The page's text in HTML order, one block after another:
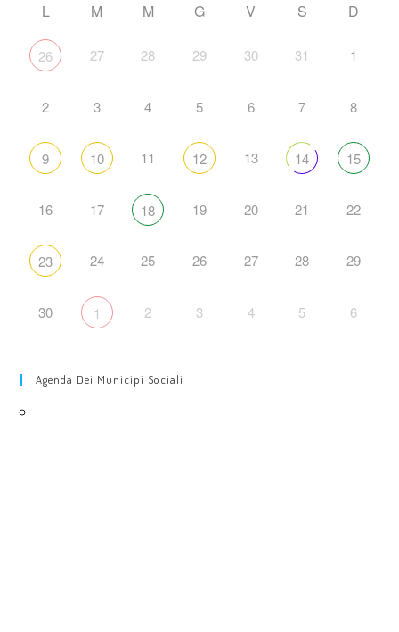
L M M G V S D
26 27 28 29 30 31 1
2 3 4 5 6 7 8
9 10 11 12 13 14 15
16 17 18 19 20 21 22
23 24 25 26 27 28 29
30 1 2 3 4 5 6
Agenda Dei Municipi Sociali